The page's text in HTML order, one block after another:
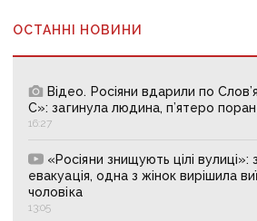
ОСТАННІ НОВИНИ
Відео. Росіяни вдарили по
С»: загинула людина, п’ятеро
16:27
«Росіяни знищують цілі
евакуація, одна з жінок вирішила
чоловіка
13:05